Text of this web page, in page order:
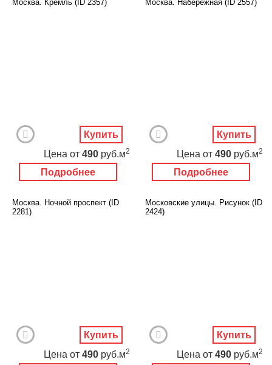
Москва. Кремль (ID 2357)
Подробнее
Цена от 490 руб.м2
Купить
Москва. Набережная (ID 2557)
Подробнее
Цена от 490 руб.м2
Купить
Москва. Ночной проспект (ID
2281)
Цена от 490 руб.м2
Купить
Московские улицы. Рисунок (ID
2424)
Цена от 490 руб.м2
Купить